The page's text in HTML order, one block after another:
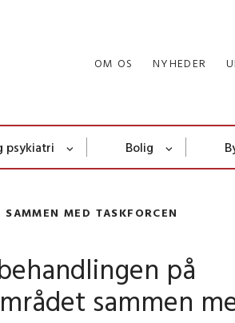
OM OS NYHEDER
psykiatri Bolig
MED TASKFORCEN
på
sammen